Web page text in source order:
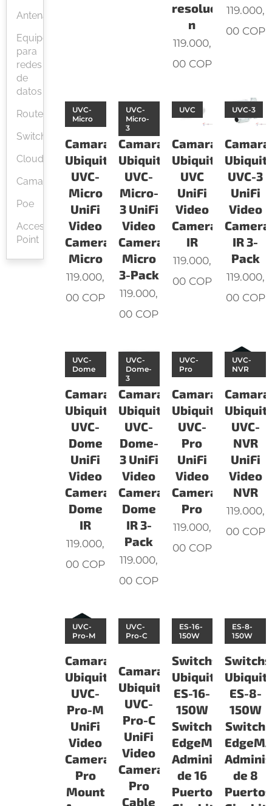
Antenas
Equipos
para
redes
de
datos
Router
Switchs
Cloud
Camaras
Poe
Access
Point
resoluci
n
119.000,
00COP
119.000,
00COP
Camaras
Ubiquiti
UVC-
Micro
UniFi
Video
Camera
Micro
UVC-
Micro
119.000,
00 COP
Camaras
Ubiquiti
UVC-
Micro-
3 UniFi
Video
Camera
Micro
3-Pack
UVC-
Micro-
3
119.000,
00 COP
Camaras
Ubiquiti
UVC
UniFi
Video
Camera
IR
UVC
119.000,
00COP
Ubiquiti
UVC-3
UniFi
Video
Camera
IR 3-
Pack
UVC-3
119.000,
00COP
Camaras
Ubiquiti
UVC-
Dome
UniFi
Video
Camera
Dome
IR
UVC-
Dome
119.000,
00 COP
Camaras
Ubiquiti
UVC-
Dome-
3 UniFi
Video
Camera
Dome
IR 3-
Pack
UVC-
Dome-
3
119.000,
00 COP
Camaras
Ubiquiti
UVC-
Pro
UniFi
Video
Camera
Pro
UVC-
Pro
119.000,
00COP
Ubiquiti
UVC-
NVR
UniFi
Video
NVR
UVC-
NVR
119.000,
00COP
Camaras
Ubiquiti
UVC-
Pro-M
UniFi
Video
Camera
Pro
Mount
UVC-
Pro-M
Camaras
Ubiquiti
UVC-
Pro-C
UniFi
Video
Camera
Pro
Cable
UVC-
Pro-C
Switchs
Ubiquiti
ES-16-
150W
Switch
EdgeMAX
Administrable
de 16
Puertos
ES-16-
150W
Switchs
Ubiquiti
ES-8-
150W
Switch
de 8
Puertos
ES-8-
150W